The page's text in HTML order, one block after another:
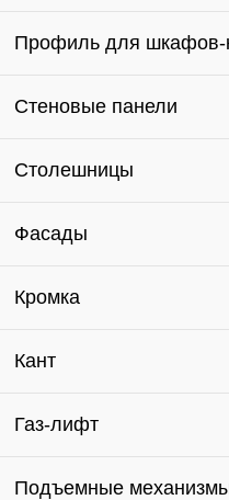
Профиль для шкафов-
Стеновые панели
Столешницы
Фасады
Кромка
Кант
Газ-лифт
Подъемные